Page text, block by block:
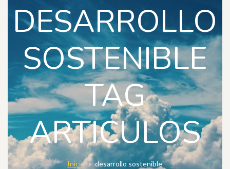
DESARROLLO
SOSTENIBLE
TAG
ARTICULOS
Inicio desarrollo sostenible